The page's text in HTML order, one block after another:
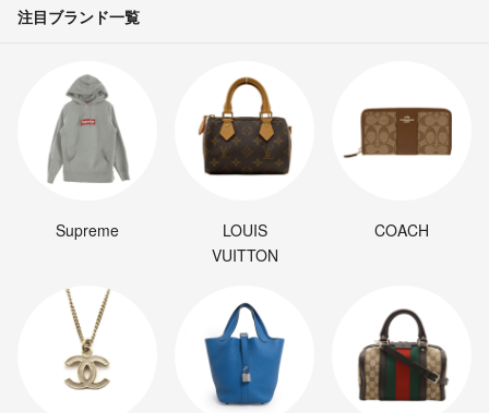
注目ブランド一覧
Supreme
LOUIS
VUITTON
COACH